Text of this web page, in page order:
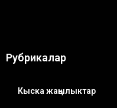
Рубрикалар
Кыска жаңылыктар